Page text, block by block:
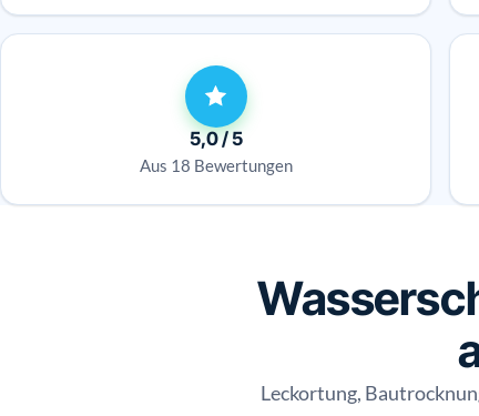
5,0 / 5
Aus 18 Bewertungen
Leckortung,